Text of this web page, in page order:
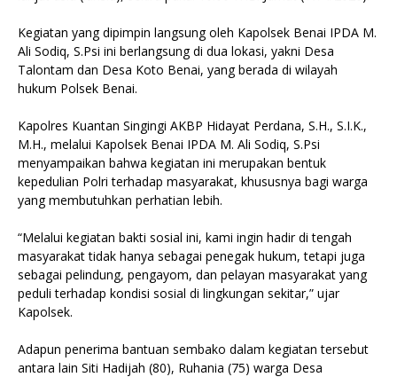
Kegiatan yang dipimpin langsung oleh Kapolsek Benai IPDA M.
Ali Sodiq, S.Psi ini berlangsung di dua lokasi, yakni Desa
Talontam dan Desa Koto Benai, yang berada di wilayah
hukum Polsek Benai.
Kapolres Kuantan Singingi AKBP Hidayat Perdana, S.H., S.I.K.,
M.H., melalui Kapolsek Benai IPDA M. Ali Sodiq, S.Psi
menyampaikan bahwa kegiatan ini merupakan bentuk
kepedulian Polri terhadap masyarakat, khususnya bagi warga
yang membutuhkan perhatian lebih.
“Melalui kegiatan bakti sosial ini, kami ingin hadir di tengah
masyarakat tidak hanya sebagai penegak hukum, tetapi juga
sebagai pelindung, pengayom, dan pelayan masyarakat yang
peduli terhadap kondisi sosial di lingkungan sekitar,” ujar
Kapolsek.
Adapun penerima bantuan sembako dalam kegiatan tersebut
antara lain Siti Hadijah (80), Ruhania (75) warga Desa